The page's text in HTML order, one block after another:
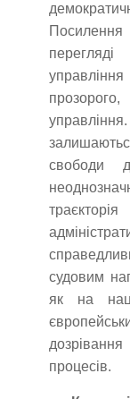
Посилення
свободи
судовим
як на
процесів.